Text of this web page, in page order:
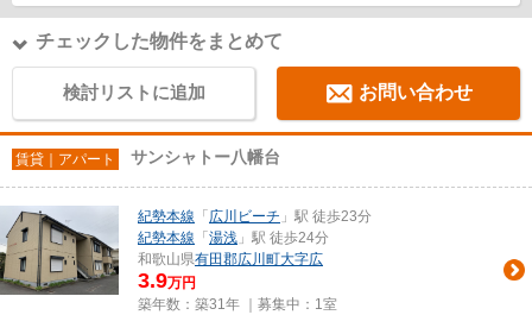
チェックした物件をまとめて
検討リストに追加 お問い合わせ
賃貸｜アパート サンシャトー八幡台
紀勢本線 「 広川ビーチ 」駅 徒歩23分
紀勢本線 「 湯浅 」駅 徒歩24分
和歌山県有田郡広川町大字広
3.9万円
築年数：築31年 ｜募集中： 1室